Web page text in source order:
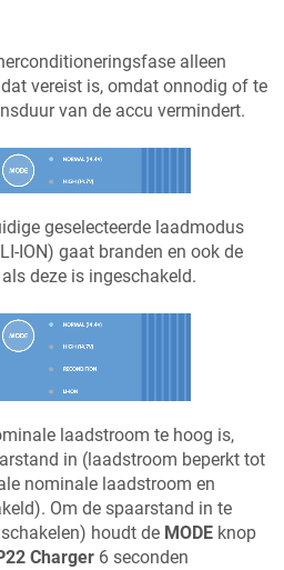
alleen
vereist is, omdat onnodig of te
van de accu vermindert.
geselecteerde laadmodus
ION) gaat branden en ook de
als deze is ingeschakeld.
laadstroom te hoog is,
in (laadstroom beperkt tot
nominale laadstroom en
Om de spaarstand in te
houdt de MODE knop
Charger 6 seconden